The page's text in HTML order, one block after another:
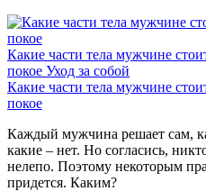
Какие части тела мужчине
покое Уход за собой
Какие части тела мужчине
покое
Каждый мужчина решает сам,
какие – нет. Но согласись,
нелепо. Поэтому некоторым
придется. Каким?